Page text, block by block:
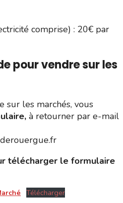
comprise) : 20€ par
pour vendre sur les
sur les marchés, vous
à retourner par e-mail
télécharger le formulaire
Télécharger